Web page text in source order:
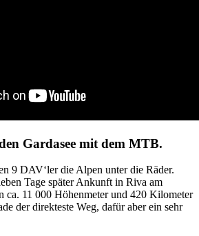
Gardasee mit dem MTB.
9 DAV‘ler die Alpen unter die Räder.
Tage später Ankunft in Riva am
ca. 11 000 Höhenmeter und 420 Kilometer
der direkteste Weg, dafür aber ein sehr